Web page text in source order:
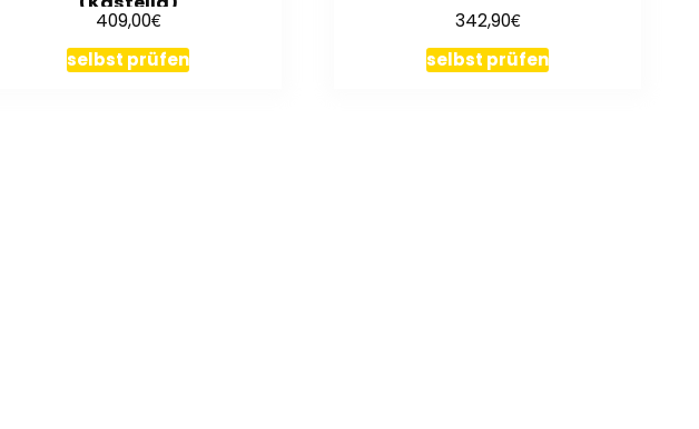
409,00€
selbst prüfen
342,90€
selbst prüfen